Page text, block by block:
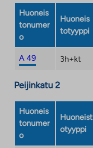
Huoneis
tonumer
o
Huoneis
totyyppi
A 49 3h+kt
Peijinkatu 2
Huoneis
tonumer
o
Huoneist
otyyppi